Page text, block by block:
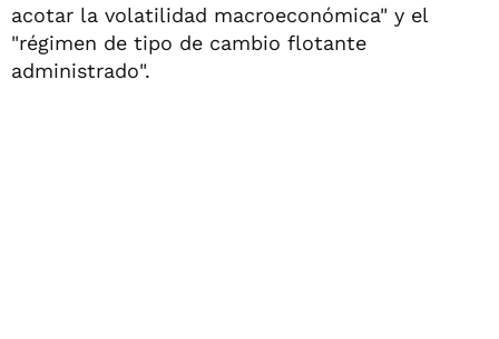
acotar la volatilidad macroeconómica" y el
"régimen de tipo de cambio flotante
administrado".